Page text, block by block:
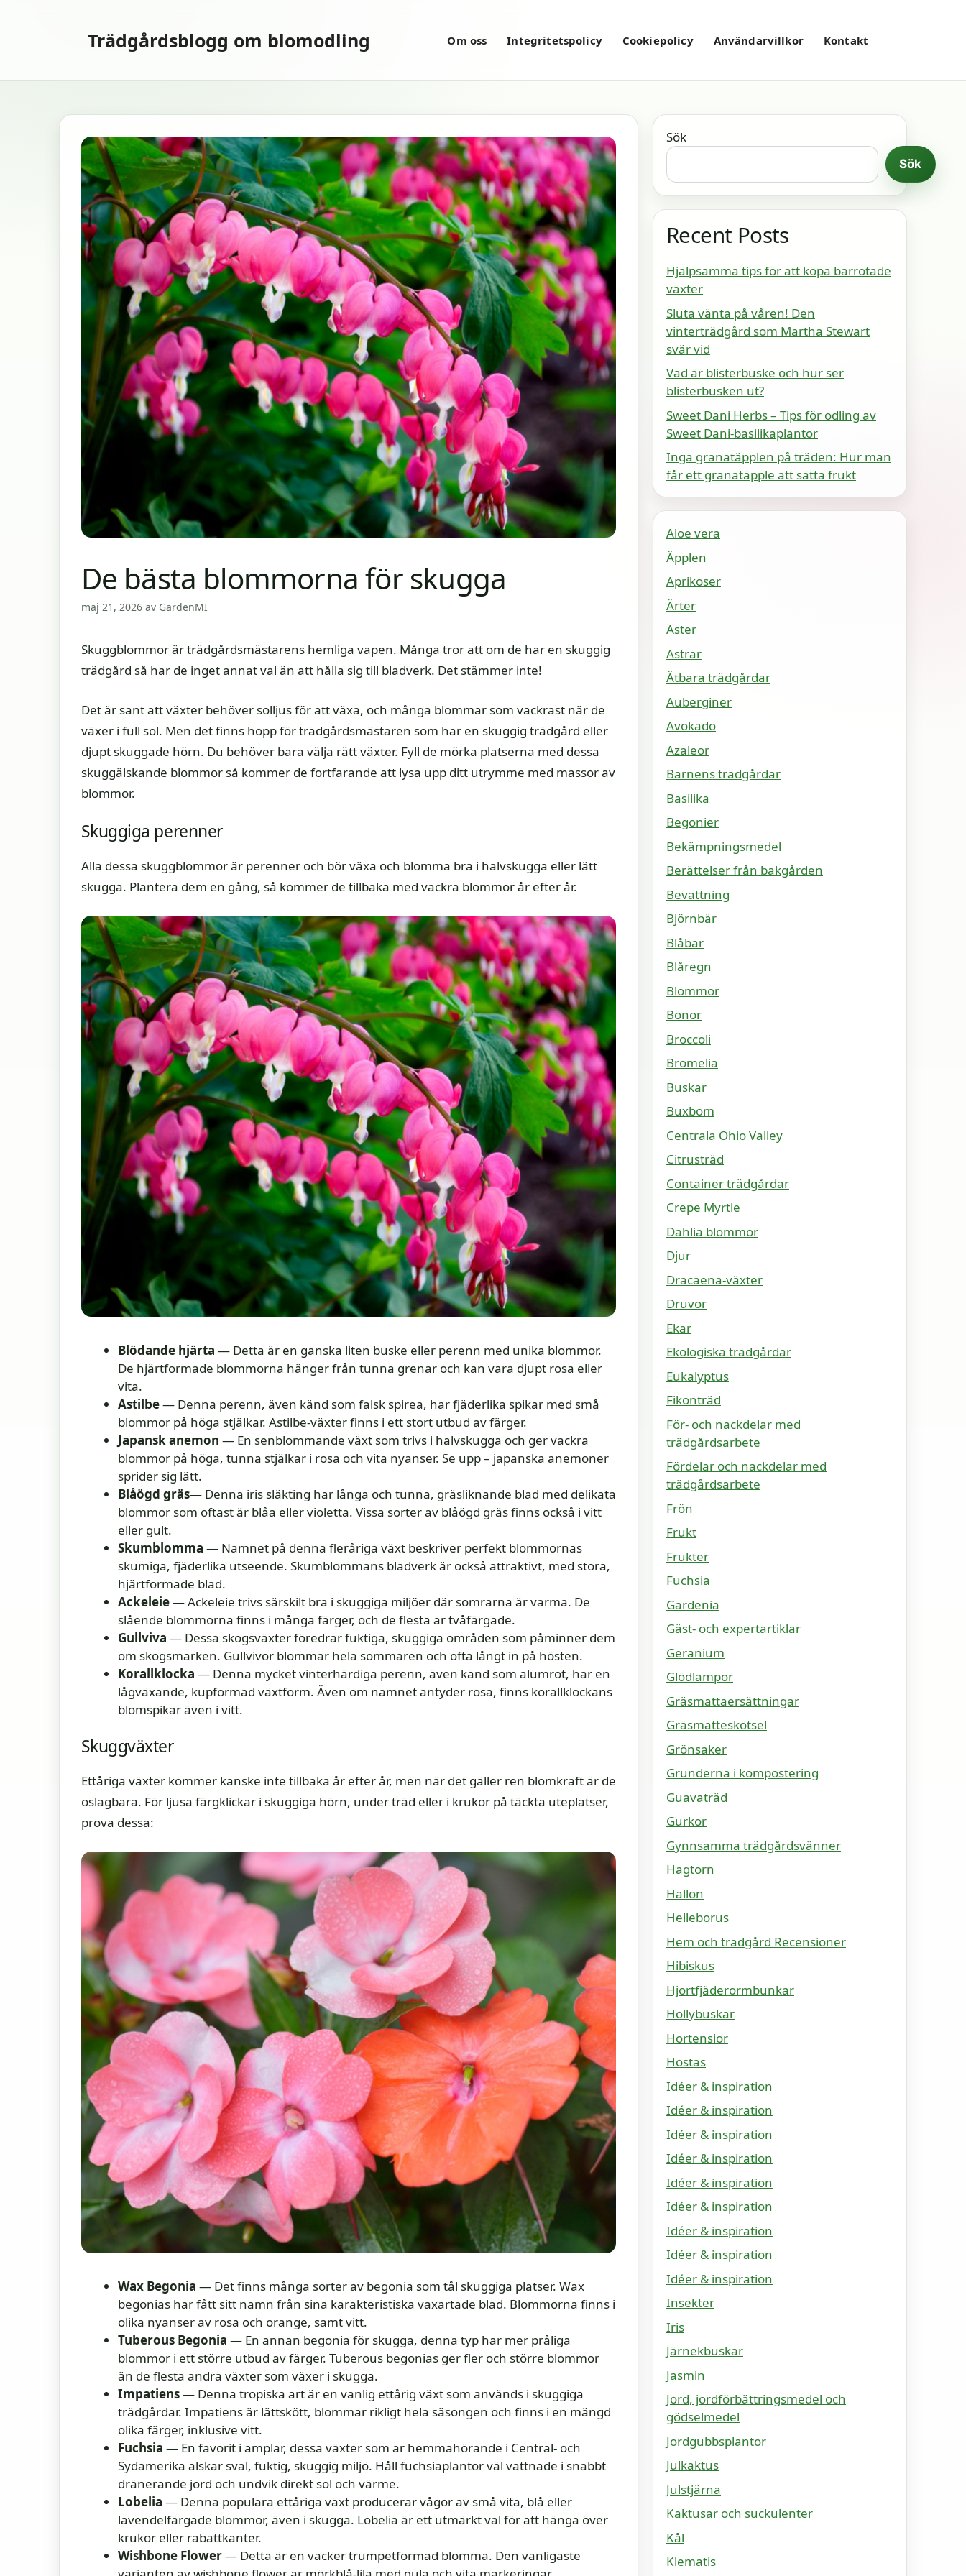
Trädgårdsblogg om blomodling Om oss Integritetspolicy Cookiepolicy Användarvillkor Kontakt
De bästa blommorna för skugga
maj 21, 2026 av GardenMI
Skuggblommor är trädgårdsmästarens hemliga vapen. Många tror att om de har en skuggig
trädgård så har de inget annat val än att hålla sig till bladverk. Det stämmer inte!
Det är sant att växter behöver solljus för att växa, och många blommar som vackrast när de
växer i full sol. Men det finns hopp för trädgårdsmästaren som har en skuggig trädgård eller
djupt skuggade hörn. Du behöver bara välja rätt växter. Fyll de mörka platserna med dessa
skuggälskande blommor så kommer de fortfarande att lysa upp ditt utrymme med massor av
blommor.
Skuggiga perenner
Alla dessa skuggblommor är perenner och bör växa och blomma bra i halvskugga eller lätt
skugga. Plantera dem en gång, så kommer de tillbaka med vackra blommor år efter år.
Blödande hjärta — Detta är en ganska liten buske eller perenn med unika blommor.
De hjärtformade blommorna hänger från tunna grenar och kan vara djupt rosa eller
vita.
Astilbe— Denna perenn, även känd som falsk spirea, har fjäderlika spikar med små
blommor på höga stjälkar. Astilbe-växter finns i ett stort utbud av färger.
Japansk anemon — En senblommande växt som trivs i halvskugga och ger vackra
blommor på höga, tunna stjälkar i rosa och vita nyanser. Se upp – japanska anemoner
sprider sig lätt.
Blåögd gräs— Denna iris släkting har långa och tunna, gräsliknande blad med delikata
blommor som oftast är blåa eller violetta. Vissa sorter av blåögd gräs finns också i vitt
eller gult.
Skumblomma — Namnet på denna fleråriga växt beskriver perfekt blommornas
skumiga, fjäderlika utseende. Skumblommans bladverk är också attraktivt, med stora,
hjärtformade blad.
Ackeleie— Ackeleie trivs särskilt bra i skuggiga miljöer där somrarna är varma. De
slående blommorna finns i många färger, och de flesta är tvåfärgade.
Gullviva — Dessa skogsväxter föredrar fuktiga, skuggiga områden som påminner dem
om skogsmarken. Gullvivor blommar hela sommaren och ofta långt in på hösten.
Korallklocka — Denna mycket vinterhärdiga perenn, även känd som alumrot, har en
lågväxande, kupformad växtform. Även om namnet antyder rosa, finns korallklockans
blomspikar även i vitt.
Skuggväxter
Ettåriga växter kommer kanske inte tillbaka år efter år, men när det gäller ren blomkraft är de
oslagbara. För ljusa färgklickar i skuggiga hörn, under träd eller i krukor på täckta uteplatser,
prova dessa:
Wax Begonia — Det finns många sorter av begonia som tål skuggiga platser. Wax
begonias har fått sitt namn från sina karakteristiska vaxartade blad. Blommorna finns i
olika nyanser av rosa och orange, samt vitt.
Tuberous Begonia — En annan begonia för skugga, denna typ har mer pråliga
blommor i ett större utbud av färger. Tuberous begonias ger fler och större blommor
än de flesta andra växter som växer i skugga.
Impatiens— Denna tropiska art är en vanlig ettårig växt som används i skuggiga
trädgårdar. Impatiens är lättskött, blommar rikligt hela säsongen och finns i en mängd
olika färger, inklusive vitt.
Fuchsia — En favorit i amplar, dessa växter som är hemmahörande i Central- och
Sydamerika älskar sval, fuktig, skuggig miljö. Håll fuchsiaplantor väl vattnade i snabbt
dränerande jord och undvik direkt sol och värme.
Lobelia — Denna populära ettåriga växt producerar vågor av små vita, blå eller
lavendelfärgade blommor, även i skugga. Lobelia är ett utmärkt val för att hänga över
krukor eller rabattkanter.
Wishbone Flower— Detta är en vacker trumpetformad blomma. Den vanligaste
Sök
Sök
Recent Posts
Hjälpsamma tips för att köpa barrotade
växter
Sluta vänta på våren! Den
vinterträdgård som Martha Stewart
svär vid
Vad är blisterbuske och hur ser
blisterbusken ut?
Sweet Dani Herbs – Tips för odling av
Sweet Dani-basilikaplantor
Inga granatäpplen på träden: Hur man
får ett granatäpple att sätta frukt
Aloe vera
Äpplen
Aprikoser
Ärter
Aster
Astrar
Ätbara trädgårdar
Auberginer
Avokado
Azaleor
Barnens trädgårdar
Basilika
Begonier
Bekämpningsmedel
Berättelser från bakgården
Bevattning
Björnbär
Blåbär
Blåregn
Blommor
Bönor
Broccoli
Bromelia
Buskar
Buxbom
Centrala Ohio Valley
Citrusträd
Container trädgårdar
Crepe Myrtle
Dahlia blommor
Djur
Dracaena-växter
Druvor
Ekar
Ekologiska trädgårdar
Eukalyptus
Fikonträd
För- och nackdelar med
trädgårdsarbete
Fördelar och nackdelar med
trädgårdsarbete
Frön
Frukt
Frukter
Fuchsia
Gardenia
Gäst- och expertartiklar
Geranium
Glödlampor
Gräsmattaersättningar
Gräsmatteskötsel
Grönsaker
Grunderna i kompostering
Guavaträd
Gurkor
Gynnsamma trädgårdsvänner
Hagtorn
Hallon
Helleborus
Hem och trädgård Recensioner
Hibiskus
Hjortfjäderormbunkar
Hollybuskar
Hortensior
Hostas
Idéer & inspiration
Idéer & inspiration
Idéer & inspiration
Idéer & inspiration
Idéer & inspiration
Idéer & inspiration
Idéer & inspiration
Idéer & inspiration
Idéer & inspiration
Insekter
Iris
Järnekbuskar
Jasmin
Jord, jordförbättringsmedel och
gödselmedel
Jordgubbsplantor
Julkaktus
Julstjärna
Kaktusar och suckulenter
Kål
Klematis